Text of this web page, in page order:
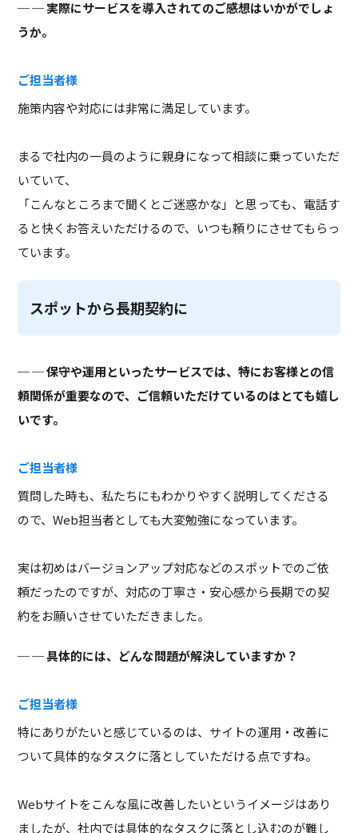
─ 実際にサービスを導入されてのご感想はいかがでしょ
うか。
ご担当者様
施策内容や対応には非常に満足しています。
まるで社内の一員のように親身になって相談に乗っていただ
いていて、
「こんなところまで聞くとご迷惑かな」と思っても、電話す
ると快くお答えいただけるので、いつも頼りにさせてもらっ
ています。
スポットから長期契約に
─ 保守や運用といったサービスでは、特にお客様との信
頼関係が重要なので、ご信頼いただけているのはとても嬉し
いです。
ご担当者様
質問した時も、私たちにもわかりやすく説明してくださる
ので、Web担当者としても大変勉強になっています。
実は初めはバージョンアップ対応などのスポットでのご依
頼だったのですが、対応の丁寧さ・安心感から長期での契
約をお願いさせていただきました。
─ 具体的には、どんな問題が解決していますか？
ご担当者様
特にありがたいと感じているのは、サイトの運用・改善に
ついて具体的なタスクに落としていただける点ですね。
Webサイトをこんな風に改善したいというイメージはあり
ましたが、社内では具体的なタスクに落とし込むのが難し